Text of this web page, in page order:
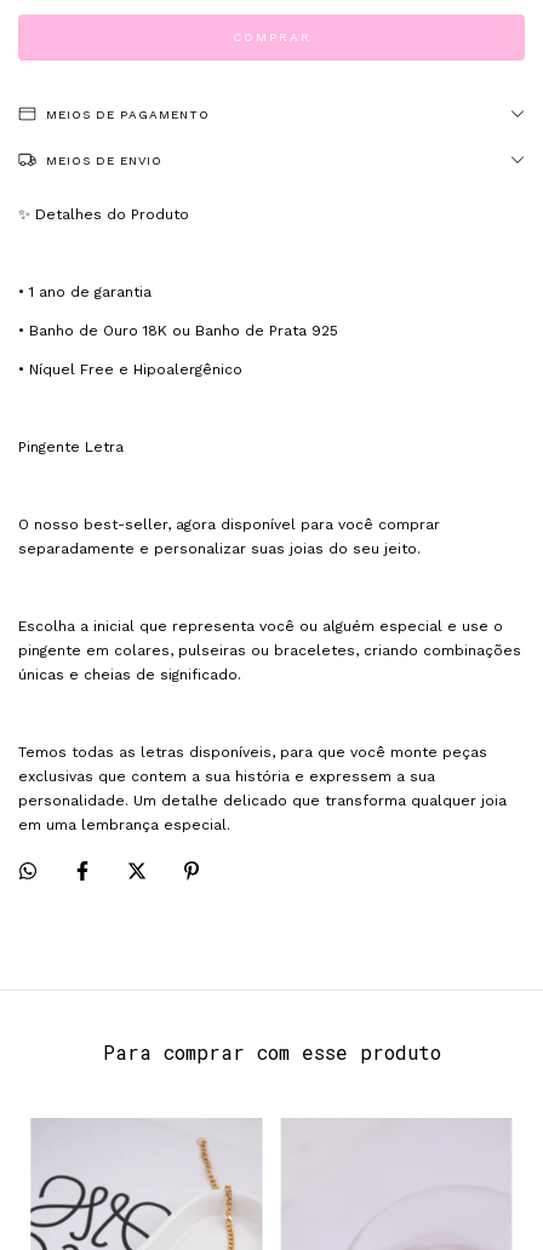
MEIOS DE PAGAMENTO
MEIOS DE ENVIO
✨ Detalhes do Produto
• 1 ano de garantia
• Banho de Ouro 18K ou Banho de Prata 925
• Níquel Free e Hipoalergênico
Pingente Letra
O nosso best-seller, agora disponível para você comprar
separadamente e personalizar suas joias do seu jeito.
Escolha a inicial que representa você ou alguém especial e use o
pingente em colares, pulseiras ou braceletes, criando combinações
únicas e cheias de significado.
Temos todas as letras disponíveis, para que você monte peças
exclusivas que contem a sua história e expressem a sua
personalidade. Um detalhe delicado que transforma qualquer joia
em uma lembrança especial.
Para comprar com esse produto